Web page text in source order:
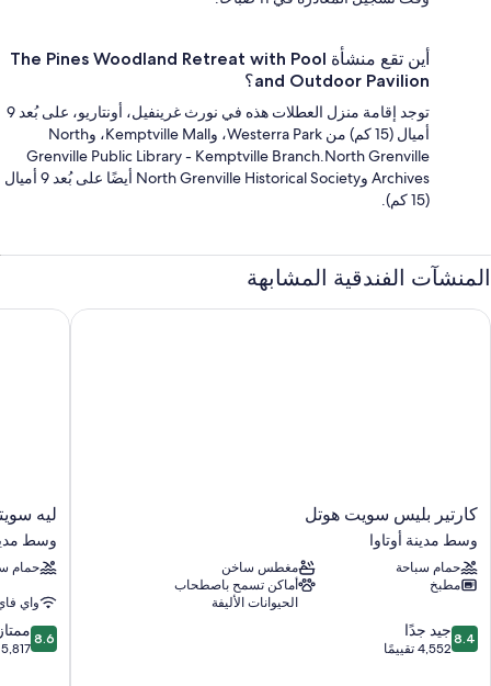
أين تقع منشأة The Pines Woodland Retreat with Pool
and Outdoor Pavilion؟
توجد إقامة منزل العطلات هذه في نورث غرينفيل، أونتاريو، على بُعد 9
أميال (15 كم) من Westerra Park، وKemptville Mall، وNorth
Grenville Public Library - Kemptville Branch.North Grenville
Archives وNorth Grenville Historical Society أيضًا على بُعد 9 أميال
(15 كم).
المنشآت الفندقية المشابهة
كارتير
بليس
سويت
هوتل
وسط
أوتاوا
كارتير بليس سويت هوتل
وسط مدينة أوتاوا
حمام سباحة
مغطس ساخن
مطبخ
أماكن تسمح باصطحاب
الحيوانات الأليفة
8.4
من
8.4 جيد جدًا
4,552 تقييمًا
كارتير بليس سويت هوتل
ليه
سويتس
هوتل
أوتاوا
مدينة
أوتاوا
ليه
وسط
حمام
واي
8.6
من
8.6
5,817 تقييمًا
ليه